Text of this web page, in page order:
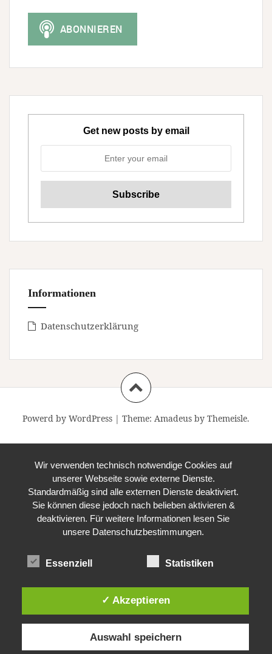
Get new posts by email
Informationen
Datenschutzerklärung
Powerd by WordPress | Theme: Amadeus by Themeisle.
Wir verwenden technisch notwendige Cookies auf
unserer Webseite sowie externe Dienste.
Standardmäßig sind alle externen Dienste deaktiviert.
Sie können diese jedoch nach belieben aktivieren &
deaktivieren. Für weitere Informationen lesen Sie
unsere Datenschutzbestimmungen.
Essenziell Statistiken
✓ Akzeptieren
Auswahl speichern